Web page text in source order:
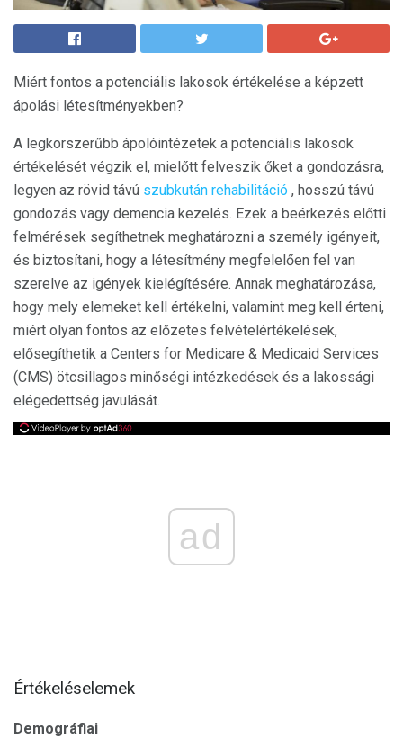
Miért fontos a potenciális lakosok értékelése a képzett
ápolási létesítményekben?
A legkorszerűbb ápolóintézetek a potenciális lakosok
értékelését végzik el, mielőtt felveszik őket a gondozásra,
legyen az rövid távú szubkután rehabilitáció , hosszú távú
gondozás vagy demencia kezelés. Ezek a beérkezés előtti
felmérések segíthetnek meghatározni a személy igényeit,
és biztosítani, hogy a létesítmény megfelelően fel van
szerelve az igények kielégítésére. Annak meghatározása,
hogy mely elemeket kell értékelni, valamint meg kell érteni,
miért olyan fontos az előzetes felvételértékelések,
elősegíthetik a Centers for Medicare & Medicaid Services
(CMS) ötcsillagos minőségi intézkedések és a lakossági
elégedettség javulását.
ad
Értékeléselemek
Demográfiai